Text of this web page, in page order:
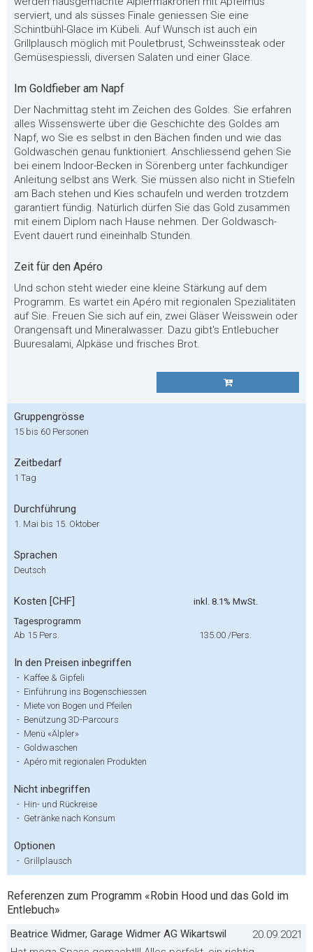
serviert, und als süsses Finale geniessen Sie eine
Schintbühl-Glace im Kübeli. Auf Wunsch ist auch ein
Grillplausch möglich mit Pouletbrust, Schweinssteak oder
Gemüsespiessli, diversen Salaten und einer Glace.
Im Goldfieber am Napf
Der Nachmittag steht im Zeichen des Goldes. Sie erfahren
alles Wissenswerte über die Geschichte des Goldes am
Napf, wo Sie es selbst in den Bächen finden und wie das
Goldwaschen genau funktioniert. Anschliessend gehen Sie
bei einem Indoor-Becken in Sörenberg unter fachkundiger
Anleitung selbst ans Werk. Sie müssen also nicht in Stiefeln
am Bach stehen und Kies schaufeln und werden trotzdem
garantiert fündig. Natürlich dürfen Sie das Gold zusammen
mit einem Diplom nach Hause nehmen. Der Goldwasch-
Event dauert rund eineinhalb Stunden.
Zeit für den Apéro
Und schon steht wieder eine kleine Stärkung auf dem
Programm. Es wartet ein Apéro mit regionalen Spezialitäten
auf Sie. Freuen Sie sich auf ein, zwei Gläser Weisswein oder
Orangensaft und Mineralwasser. Dazu gibt's Entlebucher
Buuresalami, Alpkäse und frisches Brot.
Gruppengrösse
15 bis 60 Personen
Zeitbedarf
1 Tag
Durchführung
1. Mai bis 15. Oktober
Sprachen
Deutsch
Kosten [CHF]
inkl. 8.1% MwSt.
Tagesprogramm
Ab 15 Pers.
135.00 /Pers.
In den Preisen inbegriffen
- Kaffee & Gipfeli
- Einführung ins Bogenschiessen
- Miete von Bogen und Pfeilen
- Benützung 3D-Parcours
- Menü «Älpler»
- Goldwaschen
- Apéro mit regionalen Produkten
Nicht inbegriffen
- Hin- und Rückreise
- Getränke nach Konsum
Optionen
- Grillplausch
Referenzen zum Programm «Robin Hood und das Gold im
Entlebuch»
Beatrice Widmer, Garage Widmer AG Wikartswil
20.09.2021